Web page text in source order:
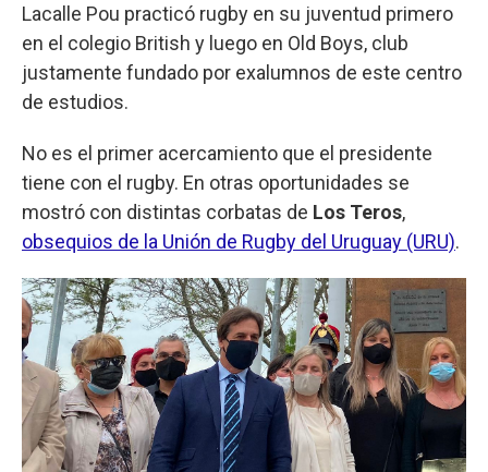
Lacalle Pou practicó rugby en su juventud primero
en el colegio British y luego en Old Boys, club
justamente fundado por exalumnos de este centro
de estudios.
No es el primer acercamiento que el presidente
tiene con el rugby. En otras oportunidades se
mostró con distintas corbatas de Los Teros,
obsequios de la Unión de Rugby del Uruguay (URU).